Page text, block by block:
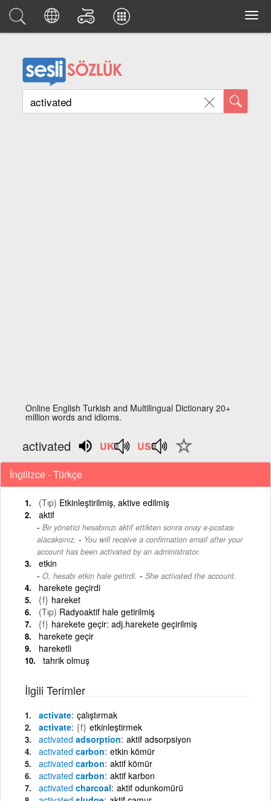
Online English Turkish and Multilingual Dictionary 20+
million words and idioms.
activated
İngilizce - Türkçe
(Tıp) Etkinleştirilmiş, aktive edilmiş
aktif
Bir yönetici hesabınızı aktif ettikten sonra onay e-postası
alacaksınız. - You will receive a confirmation email after your
account has been activated by an administrator.
etkin
O, hesabı etkin hale getirdi. - She activated the account.
harekete geçirdi
{f} hareket
(Tıp) Radyoaktif hale getirilmiş
{f} harekete geçir: adj.harekete geçirilmiş
harekete geçir
hareketli
tahrik olmuş
İlgili Terimler
activate çalıştırmak
activate {f} etkinleştirmek
activated adsorption aktif adsorpsiyon
activated carbon etkin kömür
activated carbon aktif kömür
activated carbon aktif karbon
activated charcoal aktif odunkomürü